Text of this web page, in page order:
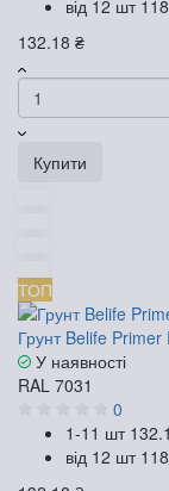
від 12 шт
132.18 ₴
Купити
ТОП
Грунт Belife Primer
У наявності
RAL 7031
0
1-11 шт
від 12 шт